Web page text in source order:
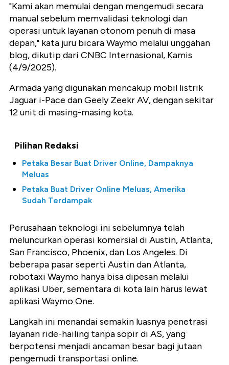
"Kami akan memulai dengan mengemudi secara
manual sebelum memvalidasi teknologi dan
operasi untuk layanan otonom penuh di masa
depan," kata juru bicara Waymo melalui unggahan
blog, dikutip dari CNBC Internasional, Kamis
(4/9/2025).
Armada yang digunakan mencakup mobil listrik
Jaguar i-Pace dan Geely Zeekr AV, dengan sekitar
12 unit di masing-masing kota.
Pilihan Redaksi
Petaka Besar Buat Driver Online, Dampaknya
Meluas
Petaka Buat Driver Online Meluas, Amerika
Sudah Terdampak
Perusahaan teknologi ini sebelumnya telah
meluncurkan operasi komersial di Austin, Atlanta,
San Francisco, Phoenix, dan Los Angeles. Di
beberapa pasar seperti Austin dan Atlanta,
robotaxi Waymo hanya bisa dipesan melalui
aplikasi Uber, sementara di kota lain harus lewat
aplikasi Waymo One.
Langkah ini menandai semakin luasnya penetrasi
layanan ride-hailing tanpa sopir di AS, yang
berpotensi menjadi ancaman besar bagi jutaan
pengemudi transportasi online.